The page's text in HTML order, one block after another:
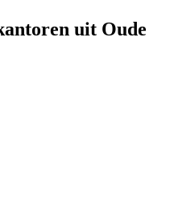
uit Oude